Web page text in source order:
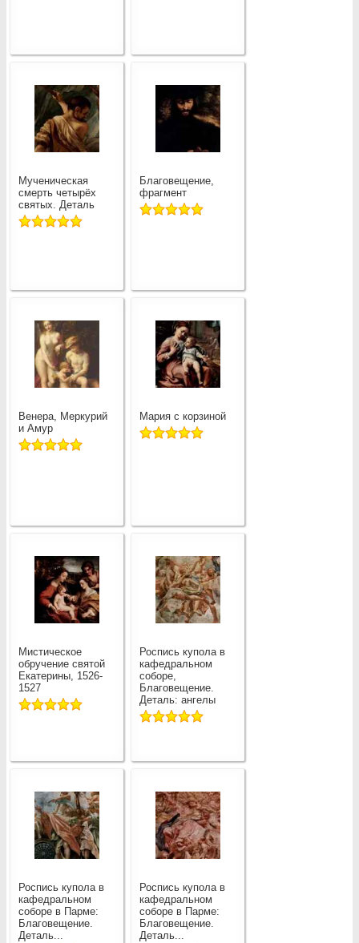
Мученическая
смерть четырёх
святых. Деталь
Благовещение,
фрагмент
Венера, Меркурий
и Амур
Мария с корзиной
Мистическое
обручение святой
Екатерины, 1526-
1527
Роспись купола в
кафедральном
соборе,
Благовещение.
Деталь: ангелы
Роспись купола в
кафедральном
соборе в Парме:
Благовещение.
Деталь...
Роспись купола в
кафедральном
соборе в Парме:
Благовещение.
Деталь...